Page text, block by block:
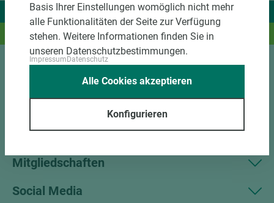
Wir liefern Ideen.
Und das passende Holz dazu.
Unternehmen
Mitgliedschaften
Social Media
Basis Ihrer Einstellungen womöglich nicht mehr
alle Funktionalitäten der Seite zur Verfügung
stehen. Weitere Informationen finden Sie in
unseren Datenschutzbestimmungen.
ImpressumDatenschutz
Konfigurieren
Alle Cookies akzeptieren